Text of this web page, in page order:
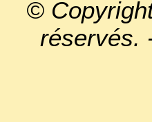
©
réservés.